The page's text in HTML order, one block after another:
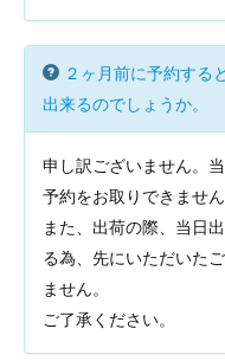
２ヶ月前に予約する
出来るのでしょうか。
申し訳ございません。
予約をお取りできません
また、出荷の際、当日
る為、先にいただいた
ません。
ご了承ください。